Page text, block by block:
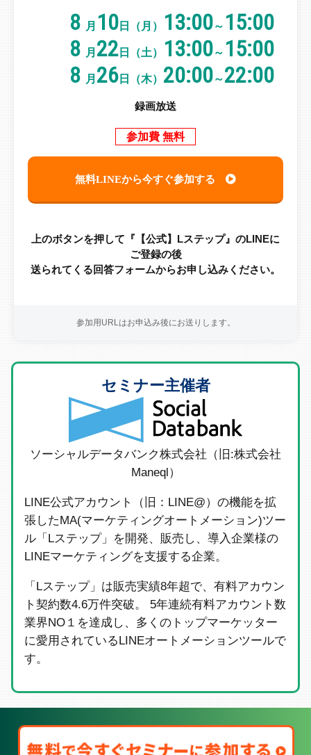
8 月 10日（月） 13:00～ 15:00
8 月 22日（土） 13:00～ 15:00
8 月 26日（木） 20:00～22:00
録画放送
参加費 無料
無料LINEから今すぐ参加する
上のボタンを押して『【公式】Lステップ』のLINEに
ご登録の後
送られてくる回答フォームからお申し込みください。
参加用URLはお申込み後にお送りします。
セミナー主催者
ソーシャルデータバンク株式会社（旧:株式会社
Maneql）
LINE公式アカウント（旧：LINE@）の機能を拡
張したMA(マーケティングオートメーション)ツー
ル「Lステップ」を開発、販売し、導入企業様の
LINEマーケティングを支援する企業。
「Lステップ」は販売実績8年超で、有料アカウン
ト契約数4.6万件突破。 5年連続有料アカウント数
業界NO１を達成し、多くのトップマーケッター
に愛用されているLINEオートメーションツールで
す。